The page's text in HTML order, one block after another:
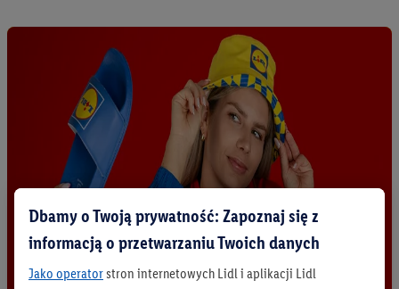
Dbamy o Twoją prywatność: Zapoznaj się z
informacją o przetwarzaniu Twoich danych
Jako operatorstron internetowych Lidl i aplikacji Lidl